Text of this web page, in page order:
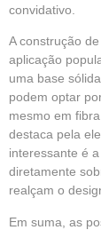
convidativo.
A construção
aplicação
uma base
podem optar
mesmo em
destaca pela
interessante é
diretamente
realçam o
Em suma, as